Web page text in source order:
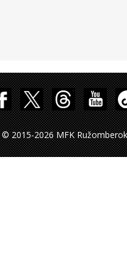
2015-2026 MFK